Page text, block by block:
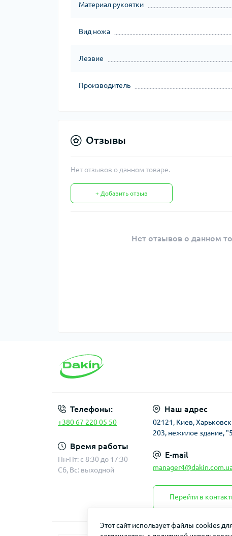
Материал рукоятки
Вид ножа
Лезвие
Производитель
Отзывы
Нет отзывов о данном товаре.
+ Добавить отзыв
Нет отзывов о данном
Телефоны:
+380 67 220 05 50
Время работы
Пн-Пт: с 8:30 до 17:30
Сб, Вс: выходной
Наш адрес
02121, Киев,
203, нежилое здание,
E-mail
Перейти в
Этот сайт использует файлы cookies